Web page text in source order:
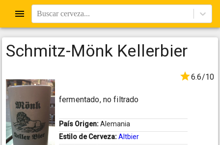
Buscar cerveza...
Schmitz-Mönk Kellerbier
6.6/10
fermentado, no filtrado
País Origen:Alemania
Estilo de Cerveza:Altbier